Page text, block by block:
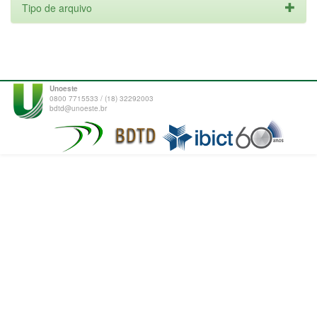
Tipo de arquivo
Unoeste
0800 7715533 / (18) 32292003
bdtd@unoeste.br